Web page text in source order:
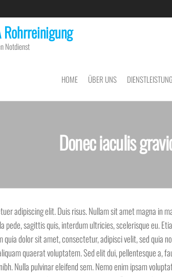
Rohrreinigung
Notdienst
HOME ÜBER UNS
Donec iaculis
adipiscing elit. Duis risus. Nullam sit amet magna in
pede, sagittis quis, interdum ultricies, scelerisque eu.
quia dolor sit amet, consectetur, adipisci velit, sed quia
quaerat voluptatem. Sed elit dui, pellentesque a,
Nulla pulvinar eleifend sem. Nemo enim ipsam